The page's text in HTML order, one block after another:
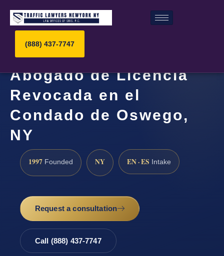
(888) 437-7747
Abogado de Licencia
Revocada en el
Condado de Oswego,
NY
1997 Founded NY EN · ES Intake
Request a consultation
Call (888) 437-7747